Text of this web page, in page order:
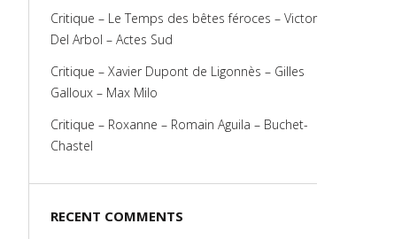
Critique – Le Temps des bêtes féroces – Victor
Del Arbol – Actes Sud
Critique – Xavier Dupont de Ligonnès – Gilles
Galloux – Max Milo
Critique – Roxanne – Romain Aguila – Buchet-
Chastel
RECENT COMMENTS